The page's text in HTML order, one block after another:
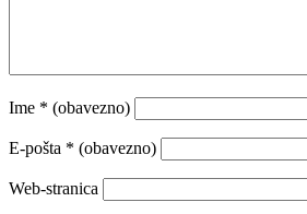
Ime * (obavezno)
E-pošta * (obavezno)
Web-stranica